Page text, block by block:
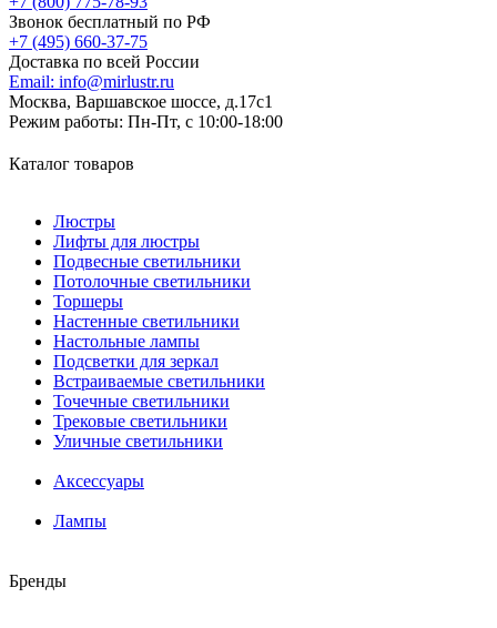
Звонок бесплатный по РФ
+7 (495) 660-37-75
Доставка по всей России
Email: info@mirlustr.ru
Москва, Варшавское шоссе, д.17c1
Режим работы: Пн-Пт, с 10:00-18:00
Каталог товаров
Люстры
Лифты для люстры
Подвесные светильники
Потолочные светильники
Торшеры
Настенные светильники
Настольные лампы
Подсветки для зеркал
Встраиваемые светильники
Точечные светильники
Трековые светильники
Уличные светильники
Аксессуары
Лампы
Бренды